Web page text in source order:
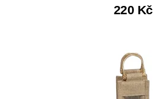
220 Kč